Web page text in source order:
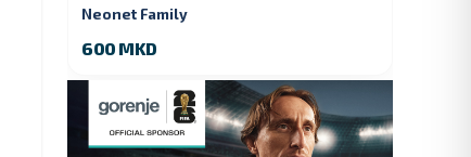
Neonet Family
600 MKD